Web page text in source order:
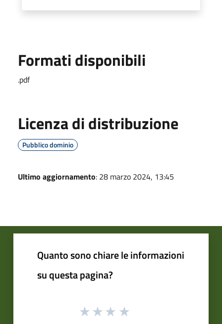
Formati disponibili
.pdf
Licenza di distribuzione
Pubblico dominio
Ultimo aggiornamento: 28 marzo 2024, 13:45
Quanto sono chiare le informazioni
su questa pagina?